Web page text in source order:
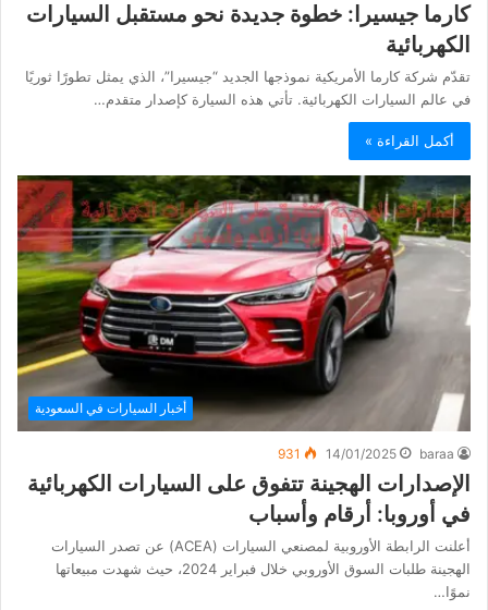
كارما جيسيرا: خطوة جديدة نحو مستقبل السيارات
الكهربائية
تقدّم شركة كارما الأمريكية نموذجها الجديد “جيسيرا”، الذي يمثل تطورًا ثوريًا
في عالم السيارات الكهربائية. تأتي هذه السيارة كإصدار متقدم…
أكمل القراءة »
أخبار السيارات في السعودية
baraa
14/01/2025
931
الإصدارات الهجينة تتفوق على السيارات الكهربائية
في أوروبا: أرقام وأسباب
أعلنت الرابطة الأوروبية لمصنعي السيارات (ACEA) عن تصدر السيارات
الهجينة طلبات السوق الأوروبي خلال فبراير 2024، حيث شهدت مبيعاتها
نموًا…